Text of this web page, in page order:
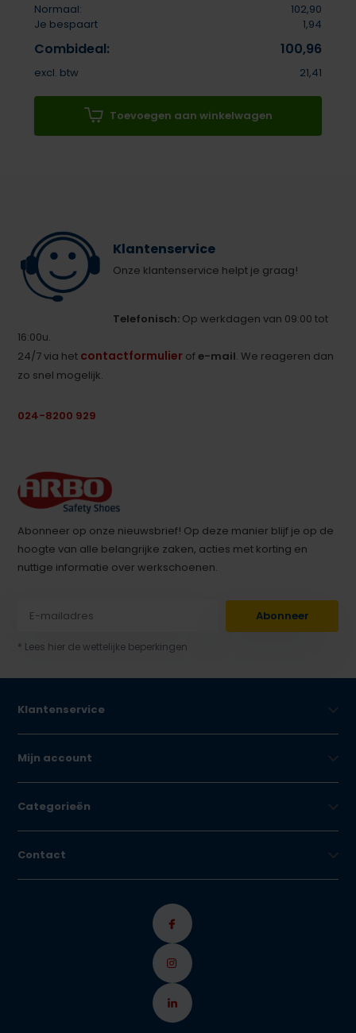
Normaal:
102,90
Je bespaart
1,94
Combideal: 100,96
excl. btw 21,41
Toevoegen aan winkelwagen
Klantenservice
Onze klantenservice helpt je graag!
Telefonisch: Op werkdagen van 09:00 tot
16:00u.
24/7 via het contactformulier ofe-mail. We reageren dan
zo snel mogelijk.
024-8200 929
Abonneer op onze nieuwsbrief! Op deze manier blijf je op de
hoogte van alle belangrijke zaken, acties met korting en
nuttige informatie over werkschoenen.
Abonneer
* Lees hier de wettelijke beperkingen
Klantenservice
Mijn account
Categorieën
Contact